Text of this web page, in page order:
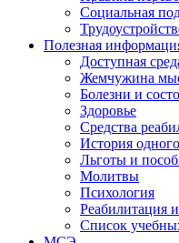
Социальная
Полезная
Доступная
Жемчужина
Болезни и
Здоровье
Средства
История
Льготы и
Молитвы
Психология
Реабилитация
Список